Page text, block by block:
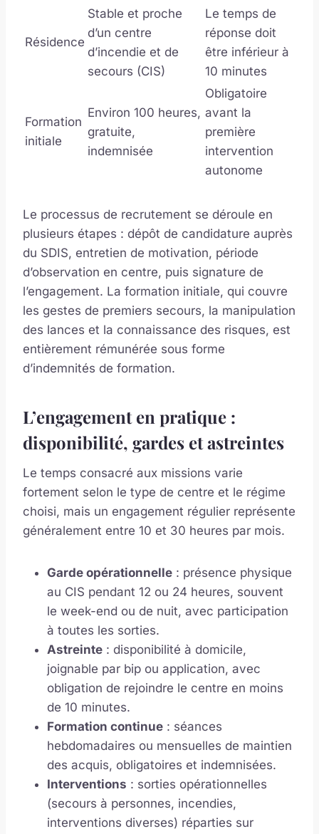
Résidence
Stable et proche
d’un centre
d’incendie et de
secours (CIS)
Le temps de
réponse doit
être inférieur à
10 minutes
Formation
initiale
Environ 100 heures,
gratuite,
indemnisée
Obligatoire
avant la
première
intervention
autonome
Le processus de recrutement se déroule en
plusieurs étapes : dépôt de candidature auprès
du SDIS, entretien de motivation, période
d’observation en centre, puis signature de
l’engagement. La formation initiale, qui couvre
les gestes de premiers secours, la manipulation
des lances et la connaissance des risques, est
entièrement rémunérée sous forme
d’indemnités de formation.
L’engagement en pratique :
disponibilité, gardes et astreintes
Le temps consacré aux missions varie
fortement selon le type de centre et le régime
choisi, mais un engagement régulier représente
généralement entre 10 et 30 heures par mois.
Garde opérationnelle : présence physique
au CIS pendant 12 ou 24 heures, souvent
le week-end ou de nuit, avec participation
à toutes les sorties.
Astreinte : disponibilité à domicile,
joignable par bip ou application, avec
obligation de rejoindre le centre en moins
de 10 minutes.
Formation continue : séances
hebdomadaires ou mensuelles de maintien
des acquis, obligatoires et indemnisées.
Interventions : sorties opérationnelles
(secours à personnes, incendies,
interventions diverses) réparties sur